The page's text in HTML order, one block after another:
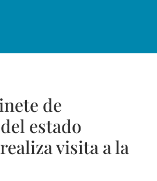
de
estado
visita a la